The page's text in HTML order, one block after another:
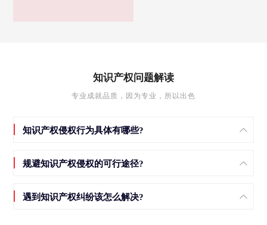
知识产权问题解读
专业成就品质，因为专业，所以出色
知识产权侵权行为具体有哪些?
规避知识产权侵权的可行途径?
遇到知识产权纠纷该怎么解决?